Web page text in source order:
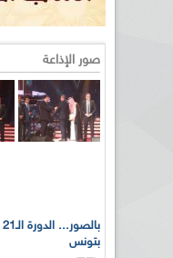
صور الإذاعة
بتونس